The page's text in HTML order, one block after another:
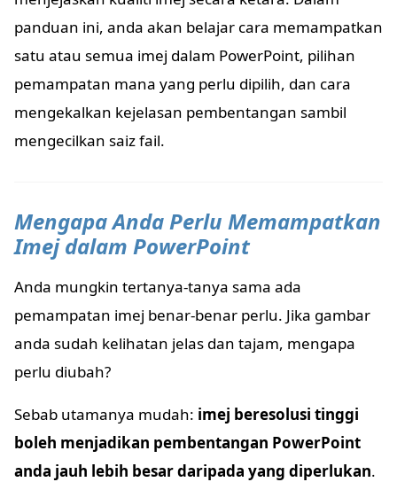
panduan ini, anda akan belajar cara memampatkan
satu atau semua imej dalam PowerPoint, pilihan
pemampatan mana yang perlu dipilih, dan cara
mengekalkan kejelasan pembentangan sambil
mengecilkan saiz fail.
Mengapa Anda Perlu Memampatkan
Imej dalam PowerPoint
Anda mungkin tertanya-tanya sama ada
pemampatan imej benar-benar perlu. Jika gambar
anda sudah kelihatan jelas dan tajam, mengapa
perlu diubah?
Sebab utamanya mudah: imej beresolusi tinggi
boleh menjadikan pembentangan PowerPoint
anda jauh lebih besar daripada yang diperlukan.